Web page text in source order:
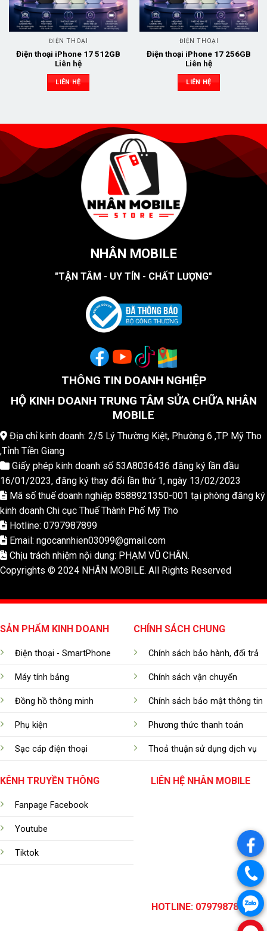
ĐIỆN THOẠI
Điện thoại iPhone 17 512GB
Liên hệ
LIÊN HỆ
ĐIỆN THOẠI
Điện thoại iPhone 17 256GB
Liên hệ
LIÊN HỆ
NHÂN MOBILE
"TẬN TÂM - UY TÍN - CHẤT LƯỢNG"
THÔNG TIN DOANH NGHIỆP
HỘ KINH DOANH TRUNG TÂM SỬA CHỮA NHÂN
MOBILE
Địa chỉ kinh doanh: 2/5 Lý Thường Kiệt, Phường 6 ,TP Mỹ Tho
,Tỉnh Tiền Giang
Giấy phép kinh doanh số 53A8036436 đăng ký lần đầu
16/01/2023, đăng ký thay đổi lần thứ 1, ngày 13/02/2023
Mã số thuế doanh nghiệp 8588921350-001 tại phòng đăng ký
kinh doanh Chi cục Thuế Thành Phố Mỹ Tho
Hotline: 0797987899
Email: ngocannhien03099@gmail.com
Chịu trách nhiệm nội dung: PHẠM VŨ CHÂN.
Copyrights © 2024 NHÂN MOBILE. All Rights Reserved
SẢN PHẨM KINH DOANH
Điện thoại - SmartPhone
Máy tính bảng
Đồng hồ thông minh
Phụ kiện
Sạc cáp điện thoại
CHÍNH SÁCH CHUNG
Chính sách bảo hành, đổi trả
Chính sách vận chuyển
Chính sách bảo mật thông tin
Phương thức thanh toán
Thoả thuận sử dụng dịch vụ
KÊNH TRUYỀN THÔNG
Fanpage Facebook
Youtube
Tiktok
LIÊN HỆ NHÂN MOBILE
HOTLINE: 0797987899
.
.
.